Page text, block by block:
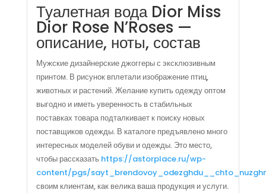
Туалетная вода Dior Miss
Dior Rose N’Roses —
описание, ноты, состав
Мужские дизайнерские джоггеры с эксклюзивным
принтом. В рисунок вплетали изображение птиц,
животных и растений. Желание купить одежду оптом
выгодно и иметь уверенность в стабильных
поставках товара подталкивает к поиску новых
поставщиков одежды. В каталоге предъявлено много
интересных моделей обуви и одежды. Это место,
чтобы рассказать https://astorplace.ru/wp-
content/pgs/
своим клиентам, как велика ваша продукция и услуги.